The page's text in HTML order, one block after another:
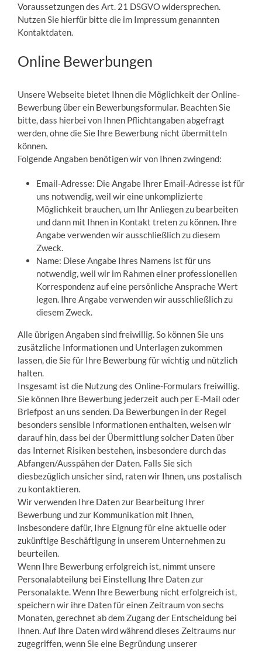
Voraussetzungen des Art. 21 DSGVO widersprechen.
Nutzen Sie hierfür bitte die im Impressum genannten
Kontaktdaten.
Online Bewerbungen
Unsere Webseite bietet Ihnen die Möglichkeit der Online-
Bewerbung über ein Bewerbungsformular. Beachten Sie
bitte, dass hierbei von Ihnen Pflichtangaben abgefragt
werden, ohne die Sie Ihre Bewerbung nicht übermitteln
können.
Folgende Angaben benötigen wir von Ihnen zwingend:
Email-Adresse: Die Angabe Ihrer Email-Adresse ist für
uns notwendig, weil wir eine unkomplizierte
Möglichkeit brauchen, um Ihr Anliegen zu bearbeiten
und dann mit Ihnen in Kontakt treten zu können. Ihre
Angabe verwenden wir ausschließlich zu diesem
Zweck.
Name: Diese Angabe Ihres Namens ist für uns
notwendig, weil wir im Rahmen einer professionellen
Korrespondenz auf eine persönliche Ansprache Wert
legen. Ihre Angabe verwenden wir ausschließlich zu
diesem Zweck.
Alle übrigen Angaben sind freiwillig. So können Sie uns
zusätzliche Informationen und Unterlagen zukommen
lassen, die Sie für Ihre Bewerbung für wichtig und nützlich
halten.
Insgesamt ist die Nutzung des Online-Formulars freiwillig.
Sie können Ihre Bewerbung jederzeit auch per E-Mail oder
Briefpost an uns senden. Da Bewerbungen in der Regel
besonders sensible Informationen enthalten, weisen wir
darauf hin, dass bei der Übermittlung solcher Daten über
das Internet Risiken bestehen, insbesondere durch das
Abfangen/Ausspähen der Daten. Falls Sie sich
diesbezüglich unsicher sind, raten wir Ihnen, uns postalisch
zu kontaktieren.
Wir verwenden Ihre Daten zur Bearbeitung Ihrer
Bewerbung und zur Kommunikation mit Ihnen,
insbesondere dafür, Ihre Eignung für eine aktuelle oder
zukünftige Beschäftigung in unserem Unternehmen zu
beurteilen.
Wenn Ihre Bewerbung erfolgreich ist, nimmt unsere
Personalabteilung bei Einstellung Ihre Daten zur
Personalakte. Wenn Ihre Bewerbung nicht erfolgreich ist,
speichern wir ihre Daten für einen Zeitraum von sechs
Monaten, gerechnet ab dem Zugang der Entscheidung bei
Ihnen. Auf Ihre Daten wird während dieses Zeitraums nur
zugegriffen, wenn Sie eine Begründung unserer